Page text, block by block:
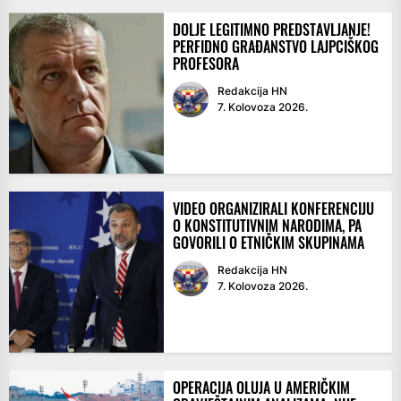
DOLJE LEGITIMNO PREDSTAVLJANJE!
PERFIDNO GRAĐANSTVO LAJPCIŠKOG
PROFESORA
Redakcija HN
7. Kolovoza 2026.
VIDEO ORGANIZIRALI KONFERENCIJU
O KONSTITUTIVNIM NARODIMA, PA
GOVORILI O ETNIČKIM SKUPINAMA
Redakcija HN
7. Kolovoza 2026.
OPERACIJA OLUJA U AMERIČKIM